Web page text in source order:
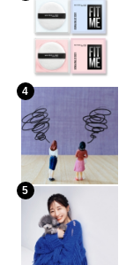
4
5